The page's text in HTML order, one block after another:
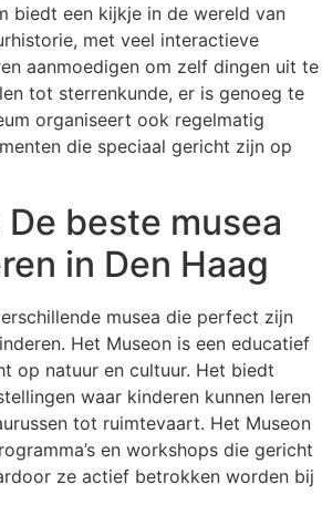
biedt een kijkje in de wereld van
met veel interactieve
aanmoedigen om zelf dingen uit te
tot sterrenkunde, er is genoeg te
organiseert ook regelmatig
die speciaal gericht zijn op
De beste musea
in Den Haag
musea die perfect zijn
Het Museon is een educatief
op natuur en cultuur. Het biedt
waar kinderen kunnen leren
tot ruimtevaart. Het Museon
en workshops die gericht
ze actief betrokken worden bij